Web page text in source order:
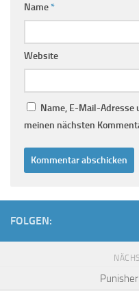
Name*
Website
Name, E-Mail-Adresse
meinen nächsten
FOLGEN: